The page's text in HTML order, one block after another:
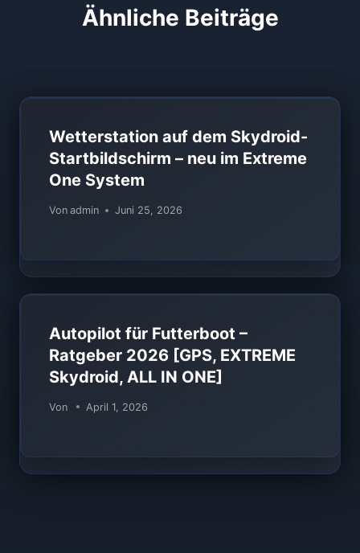
Ähnliche Beiträge
Wetterstation auf dem Skydroid-
Startbildschirm – neu im Extreme
One System
Von admin Juni 25, 2026
Autopilot für Futterboot –
Ratgeber 2026 [GPS, EXTREME
Skydroid, ALL IN ONE]
Von April 1, 2026